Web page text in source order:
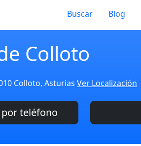
Buscar Blog
Colloto
Colloto, Asturias Ver Localización
teléfono